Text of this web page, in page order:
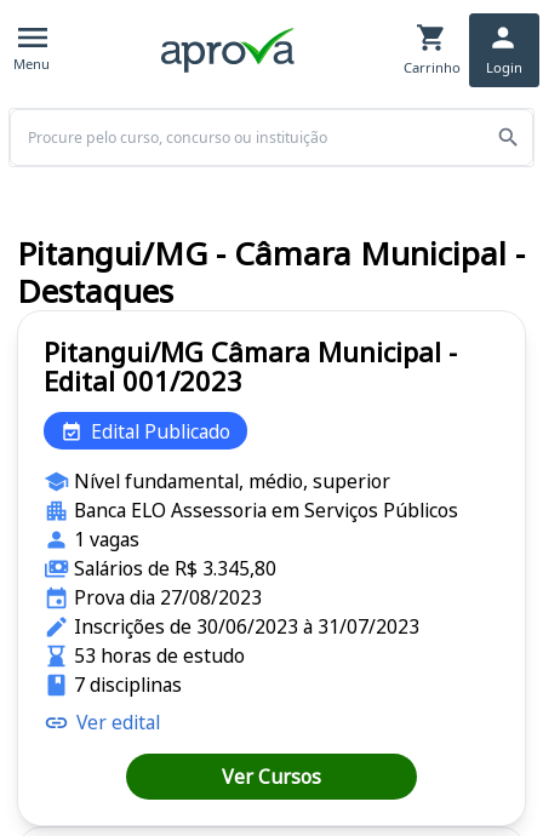
Menu Carrinho Login
Buscar
Pitangui/MG Câmara Municipal -
Edital 001/2023
Edital Publicado
Nível fundamental, médio, superior
Banca ELO Assessoria em Serviços Públicos
1 vagas
Salários de R$ 3.345,80
Prova dia 27/08/2023
Inscrições de 30/06/2023 à 31/07/2023
53 horas de estudo
7 disciplinas
Ver edital
Ver Cursos
Pitangui/MG - Câmara Municipal -
Destaques